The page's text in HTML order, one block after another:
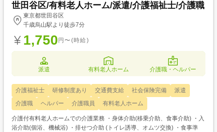
世田谷区/有料老人ホーム/派遣/介護福祉士/介護職
東京都世田谷区
千歳烏山駅より徒歩7分
1,750 円〜(時給)
派遣 有料老人ホーム 介護職・ヘルパー
介護福祉士 研修制度あり 交通費支給 社会保険完備
派遣
介護職
ヘルパー 介護職員 有料老人ホーム
介護付有料老人ホームでの介護業務 ・身体介助(移乗介助、食事介助) ・入
浴介助(個浴、機械浴) ・排せつ介助 (トイレ誘導、オムツ交換) ・食事準